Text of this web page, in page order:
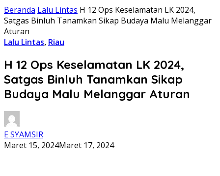
Beranda Lalu Lintas H 12 Ops Keselamatan LK 2024,
Satgas Binluh Tanamkan Sikap Budaya Malu Melanggar
Aturan
Lalu Lintas, Riau
H 12 Ops Keselamatan LK 2024,
Satgas Binluh Tanamkan Sikap
Budaya Malu Melanggar Aturan
E SYAMSIR
Maret 15, 2024Maret 17, 2024